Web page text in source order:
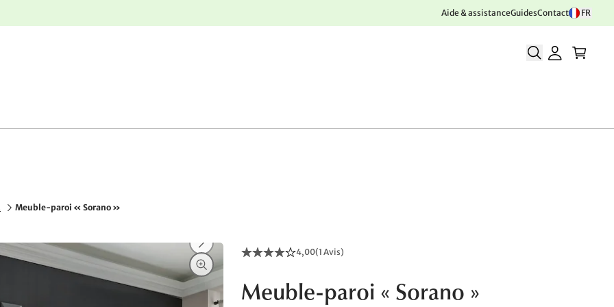
Aide & assistanceGuidesContact FR
Meuble-paroi « Sorano »
4,00(1 Avis)
Meuble-paroi « Sorano »